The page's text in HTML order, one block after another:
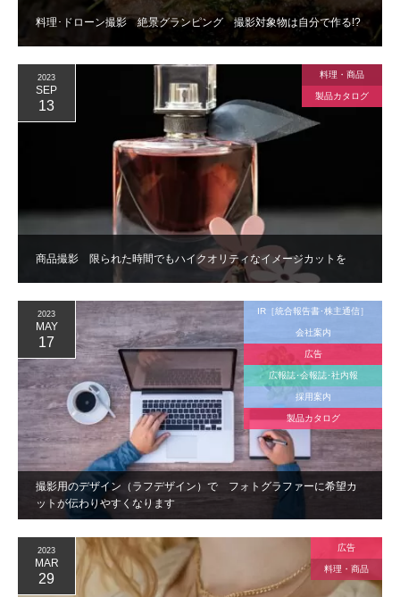
料理･ドローン撮影 絶景グランピング 撮影対象物は自分で作る!?
商品撮影 限られた時間でもハイクオリティなイメージカットを
2023
SEP
13
料理・商品
製品カタログ
撮影用のデザイン（ラフデザイン）で フォトグラファーに希望カ
ットが伝わりやすくなります
2023
MAY
17
IR［統合報告書･株主通信］
会社案内
広告
広報誌･会報誌･社内報
採用案内
製品カタログ
2023
MAR
29
広告
料理・商品